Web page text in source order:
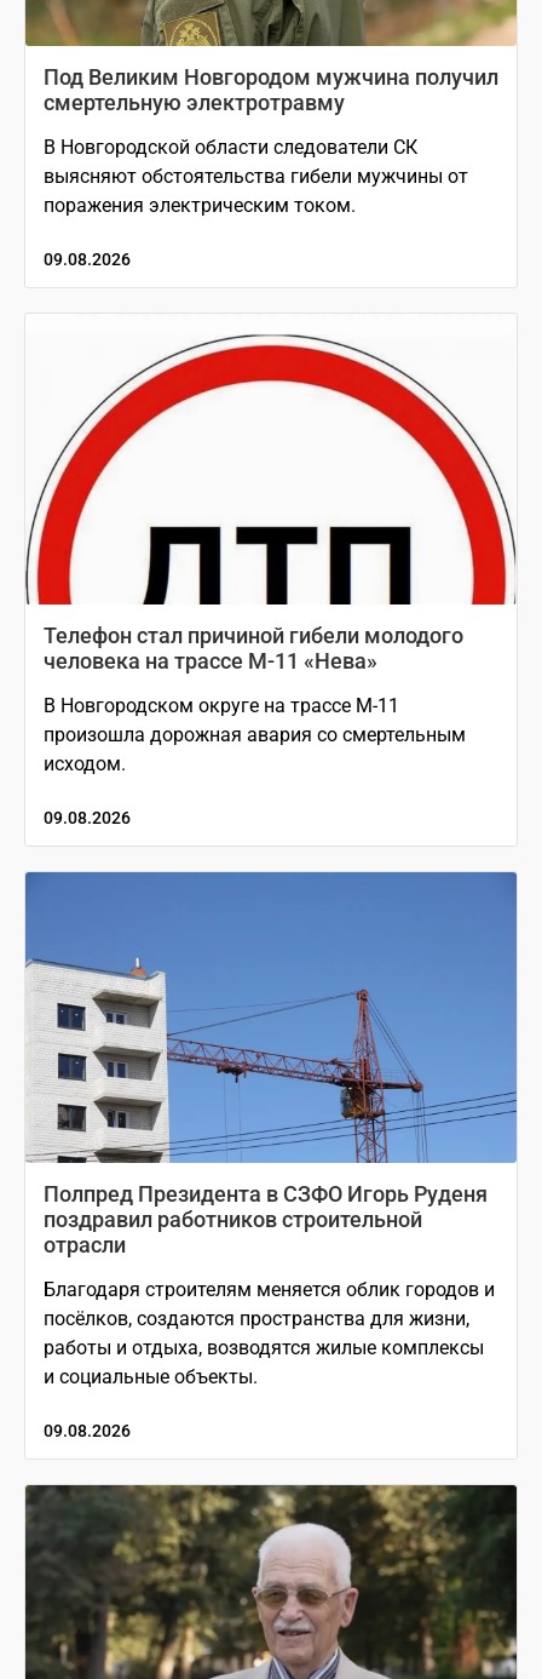
Под Великим Новгородом мужчина получил
смертельную электротравму
В Новгородской области следователи СК
выясняют обстоятельства гибели мужчины от
поражения электрическим током.
09.08.2026
Телефон стал причиной гибели молодого
человека на трассе М-11 «Нева»
В Новгородском округе на трассе М-11
произошла дорожная авария со смертельным
исходом.
09.08.2026
Полпред Президента в СЗФО Игорь Руденя
поздравил работников строительной
отрасли
Благодаря строителям меняется облик городов и
посёлков, создаются пространства для жизни,
работы и отдыха, возводятся жилые комплексы
и социальные объекты.
09.08.2026